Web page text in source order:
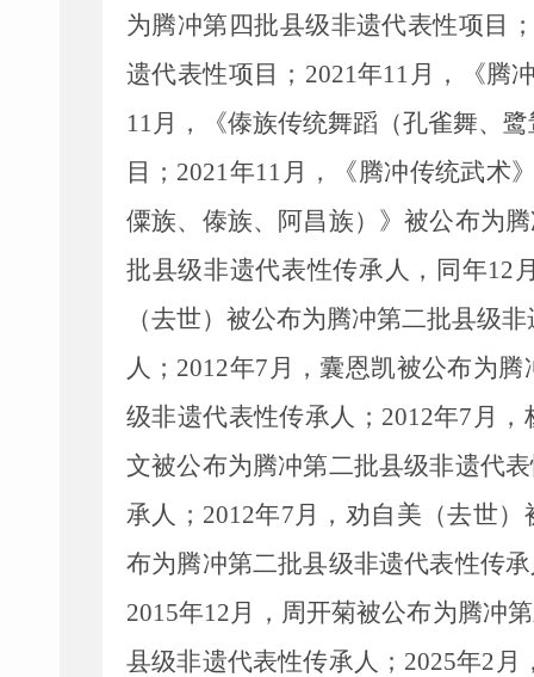
为腾冲第四批县级非遗代表性项目；
遗代表性项目； 2021年11 月，《腾
11月，《傣族传统舞蹈（孔雀舞、
目； 2021年11 月，《腾冲传统武术
僳族、傣族、阿昌族）》被公布为
批县级非遗代表性传承人，同年12
（去世）被公布为腾冲第二批县级
人； 2012年7 月，囊恩凯被公布为
级非遗代表性传承人； 2012年7 月，
文被公布为腾冲第二批县级非遗代
承人； 2012年7月，劝自美（去世
布为腾冲第二批县级非遗代表性传
2015年12月，周开菊被公布为腾冲
县级非遗代表性传承人； 2025年2 月